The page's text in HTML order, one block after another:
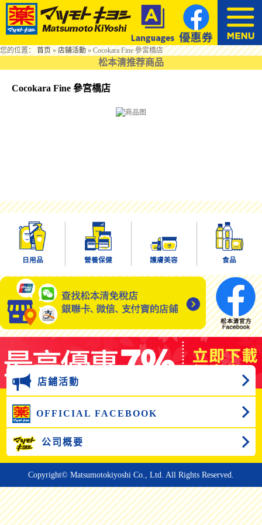
您的位置：首页»店鋪活動»Cocokara Fine 參宮橋店
松本清推荐商品
Cocokara Fine 參宮橋店
日用品 營養保健 護膚美容 食品
店鋪活動
OFFICIAL FACEBOOK
公司概要
Copyright© Matsumotokiyoshi Co., Ltd. All Rights Reserved.